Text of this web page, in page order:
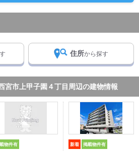
住所から探す
宮市上甲子園４丁目周辺の建物情報
物件有 新着 掲載物件有